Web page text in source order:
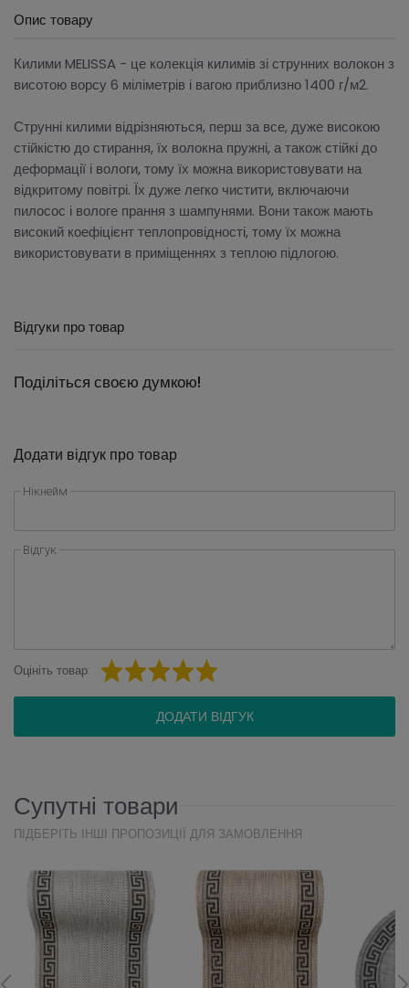
Опис товару
Килими MELISSA - це колекція килимів зі струнних волокон з
висотою ворсу 6 міліметрів і вагою приблизно 1400 г/м2.
Струнні килими відрізняються, перш за все, дуже високою
стійкістю до стирання, їх волокна пружні, а також стійкі до
деформації і вологи, тому їх можна використовувати на
відкритому повітрі. Їх дуже легко чистити, включаючи
пилосос і вологе прання з шампунями. Вони також мають
високий коефіцієнт теплопровідності, тому їх можна
використовувати в приміщеннях з теплою підлогою.
Відгуки про товар
Поділіться своєю думкою!
Додати відгук про товар
Нікнейм
Відгук
Оцініть товар:
ДОДАТИ ВІДГУК
Супутні товари
ПІДБЕРІТЬ ІНШІ ПРОПОЗИЦІЇ ДЛЯ ЗАМОВЛЕННЯ